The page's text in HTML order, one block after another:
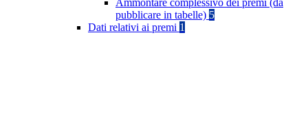
Ammontare complessivo dei premi (da
pubblicare in tabelle) 5
Dati relativi ai premi 1